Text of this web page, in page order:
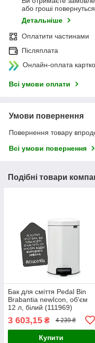
або гроші
Детальніше
Оплатити частинами
Післяплата
Онлайн-оплата
Всі умови оплати
Умови повернення
Повернення товару
Всі умови повернення
Подібні товари
Бак для сміття Pedal Bin
Brabantia newIcon, об'єм
12 л, білий (111969)
3 603,15 ₴ 4 239 ₴
Купити